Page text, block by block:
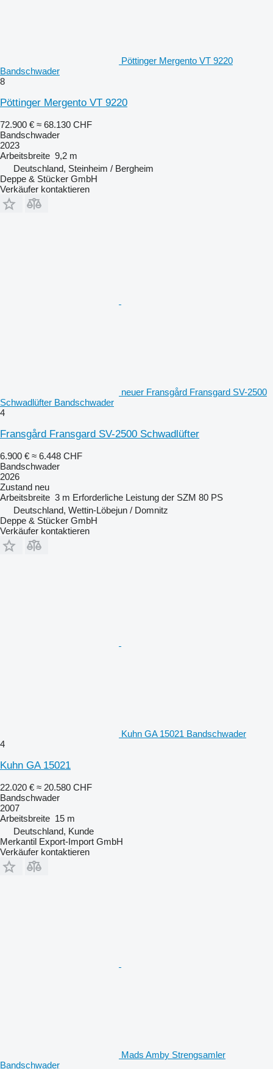
Pöttinger Mergento VT 9220
Bandschwader
8
Pöttinger Mergento VT 9220
72.900 € ≈ 68.130 CHF
Bandschwader
2023
Arbeitsbreite 9,2 m
Deutschland, Steinheim / Bergheim
Deppe & Stücker GmbH
Verkäufer kontaktieren
neuer Fransgård Fransgard SV-2500
Schwadlüfter Bandschwader
4
Fransgård Fransgard SV-2500 Schwadlüfter
6.900 € ≈ 6.448 CHF
Bandschwader
2026
Zustand neu
Arbeitsbreite 3 m Erforderliche Leistung der SZM 80 PS
Deutschland, Wettin-Löbejun / Domnitz
Deppe & Stücker GmbH
Verkäufer kontaktieren
Kuhn GA 15021 Bandschwader
4
Kuhn GA 15021
22.020 € ≈ 20.580 CHF
Bandschwader
2007
Arbeitsbreite 15 m
Deutschland, Kunde
Merkantil Export-Import GmbH
Verkäufer kontaktieren
Mads Amby Strengsamler
Bandschwader